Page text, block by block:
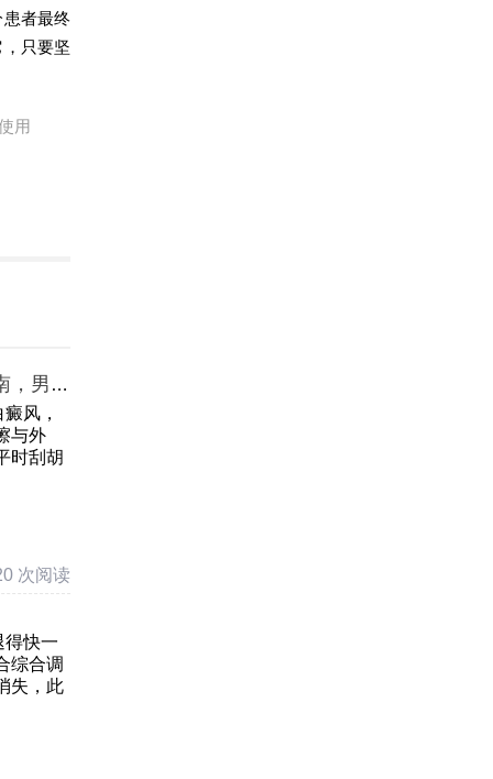
者最终
只要坚
用
，男士
风，
与外
时刮胡
次阅读
得快一
综合调
失，此